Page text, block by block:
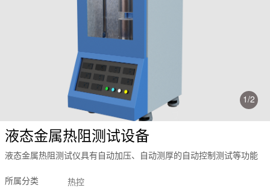
1/2
液态金属热阻测试设备
液态金属热阻测试仪具有自动加压、自动测厚的自动控制测试等功能
所属分类 热控